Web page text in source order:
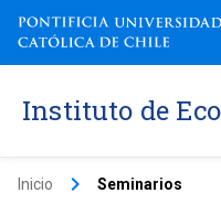
Instituto de
Inicio keyboard_arrow_right Seminarios